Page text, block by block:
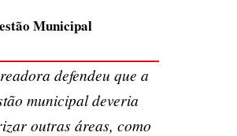
Municipal
defendeu que a
municipal deveria
outras áreas, como